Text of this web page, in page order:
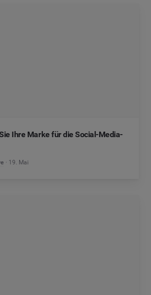
Ihre Marke für die Social-Media-
19. Mai